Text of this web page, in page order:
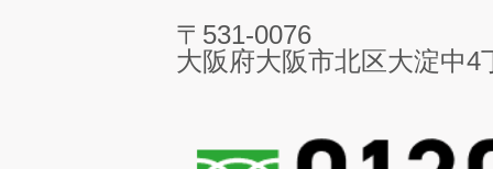
〒531-0076
大阪府大阪市北区大淀中4